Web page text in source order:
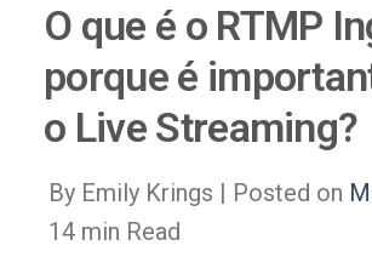
O que é o RTMP
porque é
o Live Streaming?
By Emily Krings | Posted on
14 min Read